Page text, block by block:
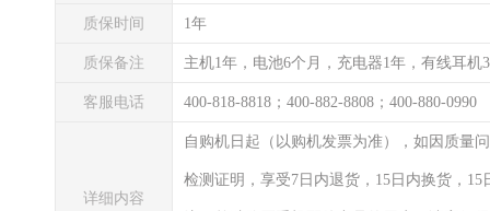
质保时间 1年
质保备注 主机1年，电池6个月，充电器1年，有线耳机
客服电话 400-818-8818；400-882-8808；400-880-0990
详细内容
自购机日起（以购机发票为准），如因质量
检测证明，享受7日内退货，15日内换货，